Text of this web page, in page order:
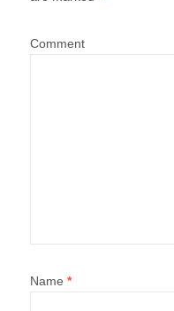
Comment
Name *